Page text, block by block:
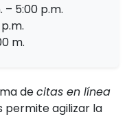
– 5:00 p.m.
m.
decitas en línea
permite agilizar la